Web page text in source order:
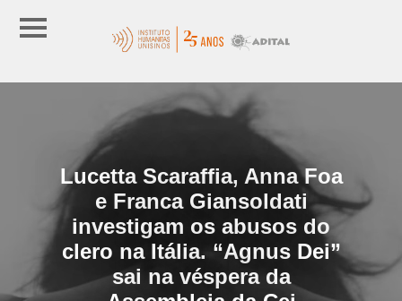
Lucetta Scaraffia, Anna Foa
e Franca Giansoldati
investigam os abusos do
clero na Itália. “Agnus Dei”
sai na véspera da